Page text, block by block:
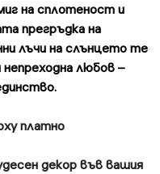
на сплотеност и
прегръдка на
лъчи на слънцето те
любов –
платно
декор във вашия